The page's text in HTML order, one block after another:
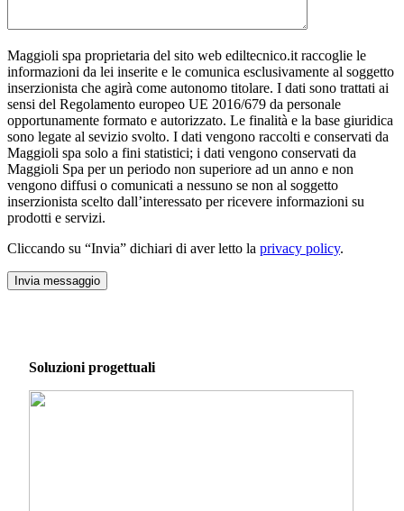
Maggioli spa proprietaria del sito web ediltecnico.it raccoglie le
informazioni da lei inserite e le comunica esclusivamente al soggetto
inserzionista che agirà come autonomo titolare. I dati sono trattati ai
sensi del Regolamento europeo UE 2016/679 da personale
opportunamente formato e autorizzato. Le finalità e la base giuridica
sono legate al sevizio svolto. I dati vengono raccolti e conservati da
Maggioli spa solo a fini statistici; i dati vengono conservati da
Maggioli Spa per un periodo non superiore ad un anno e non
vengono diffusi o comunicati a nessuno se non al soggetto
inserzionista scelto dall’interessato per ricevere informazioni su
prodotti e servizi.
Cliccando su “Invia” dichiari di aver letto la privacy policy.
Soluzioni progettuali